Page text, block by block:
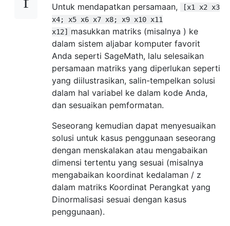
Untuk mendapatkan persamaan,
[x1 x2 x3
x4; x5 x6 x7 x8; x9 x10 x11
x12] masukkan matriks (misalnya ) ke
dalam sistem aljabar komputer favorit
Anda seperti SageMath, lalu selesaikan
persamaan matriks yang diperlukan seperti
yang diilustrasikan, salin-tempelkan solusi
dalam hal variabel ke dalam kode Anda,
dan sesuaikan pemformatan.
Seseorang kemudian dapat menyesuaikan
solusi untuk kasus penggunaan seseorang
dengan menskalakan atau mengabaikan
dimensi tertentu yang sesuai (misalnya
mengabaikan koordinat kedalaman / z
dalam matriks Koordinat Perangkat yang
Dinormalisasi sesuai dengan kasus
penggunaan).